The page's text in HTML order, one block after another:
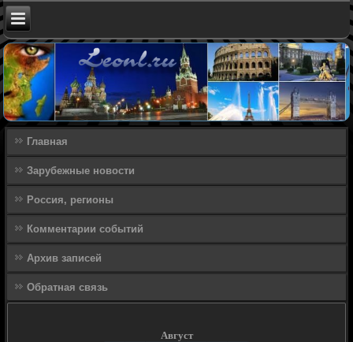
Главная
Зарубежные новости
Россия, регионы
Комментарии событий
Архив записей
Обратная связь
Август